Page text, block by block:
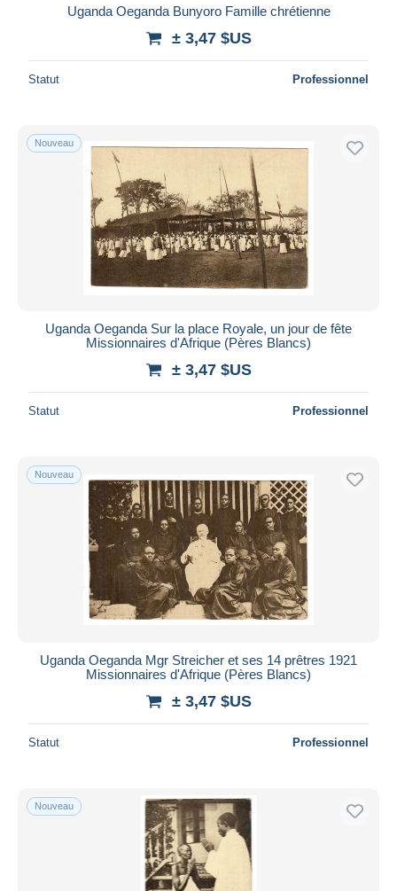
Uganda Oeganda Bunyoro Famille chrétienne
± 3,47 $US
Statut Professionnel
Nouveau
Uganda Oeganda Sur la place Royale, un jour de fête
Missionnaires d'Afrique (Pères Blancs)
± 3,47 $US
Statut Professionnel
Nouveau
Uganda Oeganda Mgr Streicher et ses 14 prêtres 1921
Missionnaires d'Afrique (Pères Blancs)
± 3,47 $US
Statut Professionnel
Nouveau